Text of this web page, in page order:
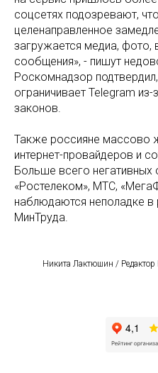
соцсетях подозревают,
целенаправленное
загружается медиа, фото,
сообщения», - пишут
Роскомнадзор
ограничивает Telegram
законов.
Также россияне массово
интернет-провайдеров и
Больше всего негативных
«Ростелеком», МТС,
наблюдаются неполадке в
МинТруда.
Никита Лактюшин / Редактор